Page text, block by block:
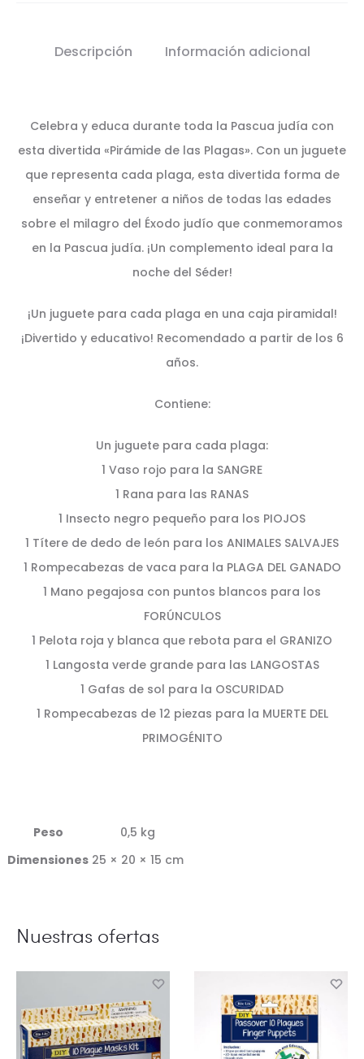
Descripción Información adicional
Celebra y educa durante toda la Pascua judía con
esta divertida «Pirámide de las Plagas». Con un juguete
que representa cada plaga, esta divertida forma de
enseñar y entretener a niños de todas las edades
sobre el milagro del Éxodo judío que conmemoramos
en la Pascua judía. ¡Un complemento ideal para la
noche del Séder!
¡Un juguete para cada plaga en una caja piramidal!
¡Divertido y educativo! Recomendado a partir de los 6
años.
Contiene:
Un juguete para cada plaga:
1 Vaso rojo para la SANGRE
1 Rana para las RANAS
1 Insecto negro pequeño para los PIOJOS
1 Títere de dedo de león para los ANIMALES SALVAJES
1 Rompecabezas de vaca para la PLAGA DEL GANADO
1 Mano pegajosa con puntos blancos para los
FORÚNCULOS
1 Pelota roja y blanca que rebota para el GRANIZO
1 Langosta verde grande para las LANGOSTAS
1 Gafas de sol para la OSCURIDAD
1 Rompecabezas de 12 piezas para la MUERTE DEL
PRIMOGÉNITO
Peso
0,5 kg
Dimensiones 25 × 20 × 15 cm
Nuestras ofertas